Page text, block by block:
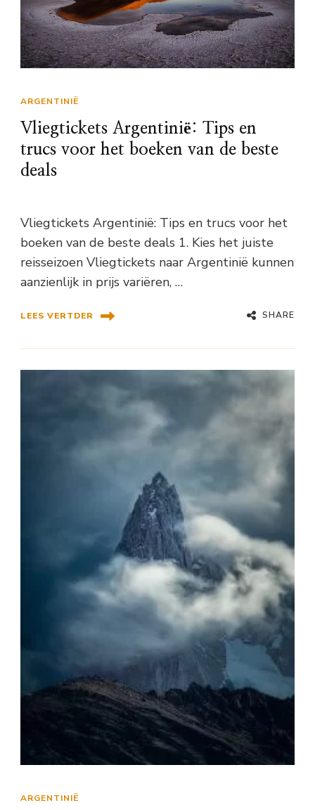
ARGENTINIË
Vliegtickets Argentinië: Tips en
trucs voor het boeken van de beste
deals
Vliegtickets Argentinië: Tips en trucs voor het
boeken van de beste deals 1. Kies het juiste
reisseizoen Vliegtickets naar Argentinië kunnen
aanzienlijk in prijs variëren, …
LEES VERTDER SHARE
ARGENTINIË